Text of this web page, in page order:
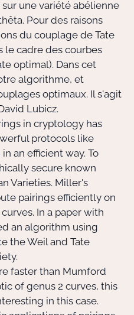
une variété abélienne
Pour des raisons
du couplage de Tate
le cadre des courbes
optimal). Dans cet
algorithme, et
optimaux. Il s'agit
Lubicz.
in cryptology has
protocols like
an efficient way. To
secure known
Varieties. Miller's
pairings efficiently on
In a paper with
an algorithm using
the Weil and Tate
faster than Mumford
of genus 2 curves, this
in this case.